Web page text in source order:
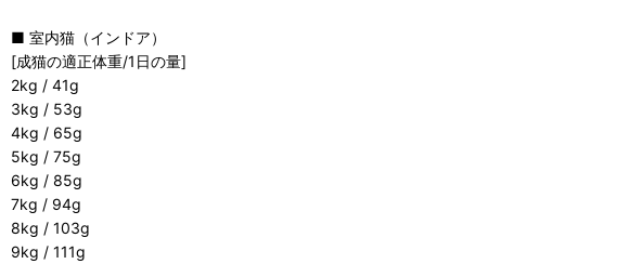
■ 室内猫（インドア）
[成猫の適正体重/1日の量]
2kg / 41g
3kg / 53g
4kg / 65g
5kg / 75g
6kg / 85g
7kg / 94g
8kg / 103g
9kg / 111g